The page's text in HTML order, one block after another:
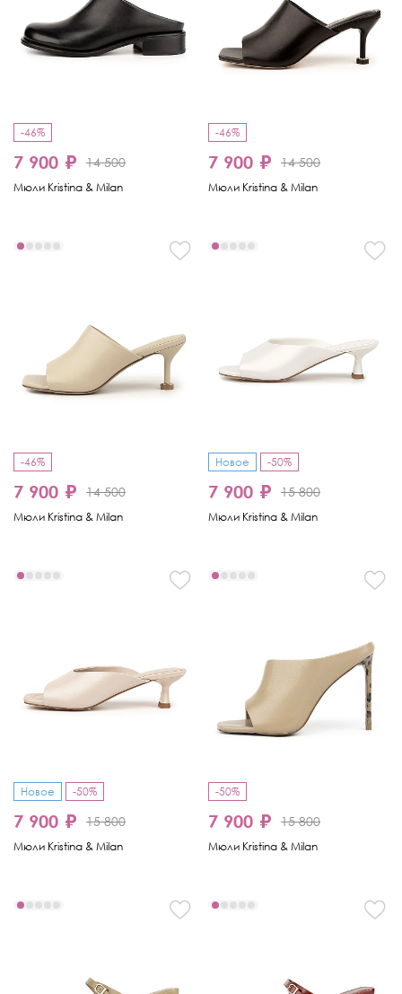
-46%
7 900 ₽ 14 500
Мюли Kristina & Milan
-46%
7 900 ₽ 14 500
Мюли Kristina & Milan
-46%
7 900 ₽ 14 500
Мюли Kristina & Milan
Новое -50%
7 900 ₽ 15 800
Мюли Kristina & Milan
Новое -50%
7 900 ₽ 15 800
Мюли Kristina & Milan
-50%
7 900 ₽ 15 800
Мюли Kristina & Milan